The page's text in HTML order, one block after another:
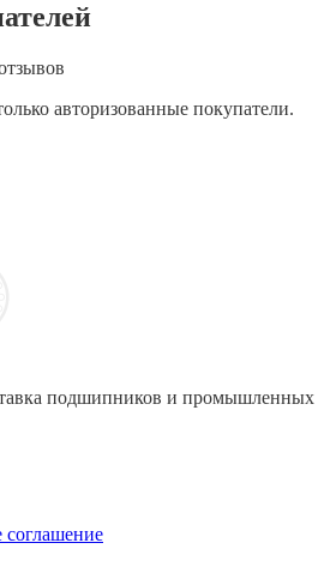
авторизованные покупатели.
подшипников и промышленных
соглашение